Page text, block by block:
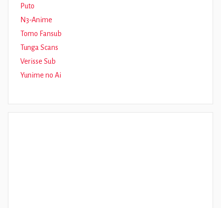
Puto
N3-Anime
Tomo Fansub
Tunga Scans
Verisse Sub
Yunime no Ai